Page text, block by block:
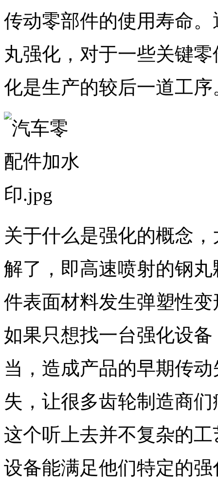
传动零部件的使用寿命
丸强化，对于一些关键
化是生产的较后一道工序
关于什么是强化的概念
解了，即高速喷射的钢
件表面材料发生弹塑性
如果只想找一台强化设
当，造成产品的早期传
失，让很多齿轮制造商
这个听上去并不复杂的
设备能满足他们特定的